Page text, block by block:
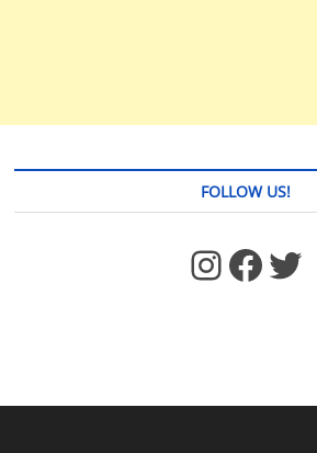
FOLLOW US!
https://www.facebook.com/jstages/ Facebook Twitter